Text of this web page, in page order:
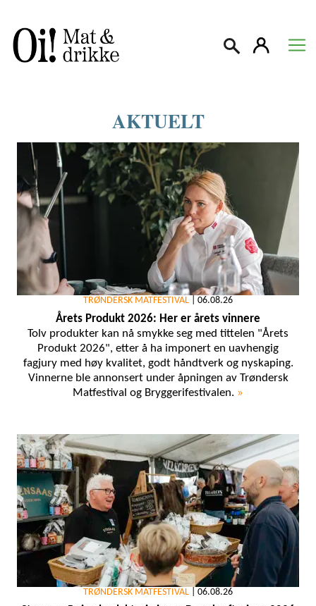
Søk
AKTUELT
TRØNDERSK MATFESTIVAL 06.08.26
Årets Produkt 2026: Her er årets vinnere
Tolv produkter kan nå smykke seg med tittelen "Årets
Produkt 2026", etter å ha imponert en uavhengig
fagjury med høy kvalitet, godt håndtverk og nyskaping.
Vinnerne ble annonsert under åpningen av Trøndersk
Matfestival og Bryggerifestivalen. »
TRØNDERSK MATFESTIVAL 06.08.26